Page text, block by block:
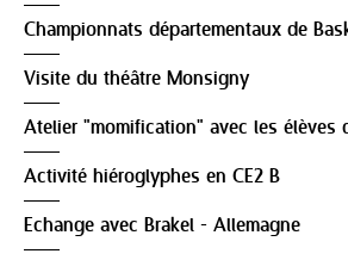
Championnats départementaux de
Visite du théâtre Monsigny
Atelier "momification" avec les élèves
Activité hiéroglyphes en CE2 B
Echange avec Brakel - Allemagne